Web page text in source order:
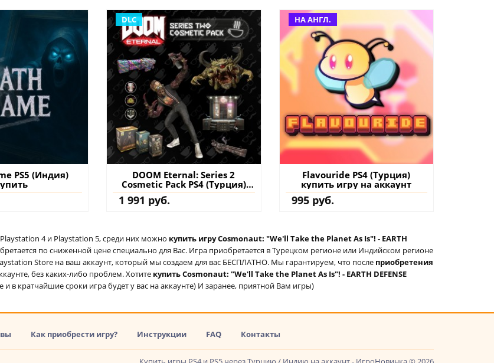
PS5 (Индия)
DLC
DOOM Eternal: Series 2
Cosmetic Pack PS4 (Турция)
купить дополнение на
аккаунт
1 991 руб.
НА АНГЛ.
Flavouride PS4 (Турция)
купить игру на аккаунт
995 руб.
4 и Playstation 5, среди них можно купить игру Cosmonaut: "We'll Take the Planet As Is"! - EARTH
по сниженной цене специально для Вас. Игра приобретается в Турецком регионе или Индийском регионе
Store на ваш аккаунт, который мы создаем для вас БЕСПЛАТНО. Мы гарантируем, что после приобретения
без каких-либо проблем. Хотите купить Cosmonaut: "We'll Take the Planet As Is"! - EARTH DEFENSE
и в кратчайшие сроки игра будет у вас на аккаунте) И заранее, приятной Вам игры)
Как приобрести игру? Инструкции FAQ Контакты